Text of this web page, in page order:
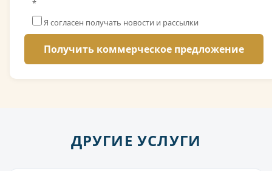
*
Я согласен получать новости и рассылки
ДРУГИЕ УСЛУГИ